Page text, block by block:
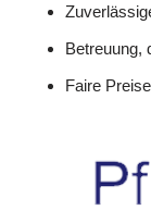
Betreuung,
Faire